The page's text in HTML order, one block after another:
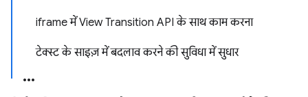
iframe में View Transition API के साथ काम करना
टेक्स्ट के साइज़ में बदलाव करने की सुविधा में सुधार